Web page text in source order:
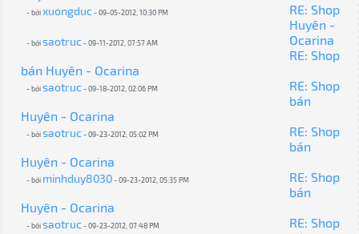
- bởixuongduc- 09-05-2012, 10:30 PM
RE: Shop
Huyên -
Ocarina
- bởisaotruc- 09-11-2012, 07:57 AM
RE: Shop
bán Huyên - Ocarina
- bởisaotruc- 09-18-2012, 02:06 PM
RE: Shop
bán
Huyên - Ocarina
- bởisaotruc- 09-23-2012, 05:02 PM
RE: Shop
bán
Huyên - Ocarina
- bởi minhduy8030- 09-23-2012, 05:35 PM
RE: Shop
bán
Huyên - Ocarina
- bởisaotruc- 09-23-2012, 07:48 PM
RE: Shop